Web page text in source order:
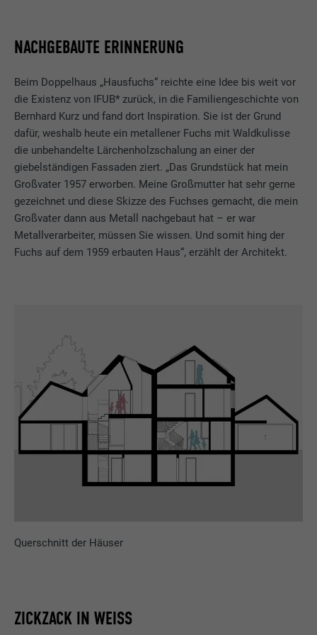
NACHGEBAUTE ERINNERUNG
Beim Doppelhaus „Hausfuchs“ reichte eine Idee bis weit vor
die Existenz von IFUB* zurück, in die Familiengeschichte von
Bernhard Kurz und fand dort Inspiration. Sie ist der Grund
dafür, weshalb heute ein metallener Fuchs mit Waldkulisse
die unbehandelte Lärchenholzschalung an einer der
giebelständigen Fassaden ziert. „Das Grundstück hat mein
Großvater 1957 erworben. Meine Großmutter hat sehr gerne
gezeichnet und diese Skizze des Fuchses gemacht, die mein
Großvater dann aus Metall nachgebaut hat – er war
Metallverarbeiter, müssen Sie wissen. Und somit hing der
Fuchs auf dem 1959 erbauten Haus“, erzählt der Architekt.
Querschnitt der Häuser
ZICKZACK IN WEISS